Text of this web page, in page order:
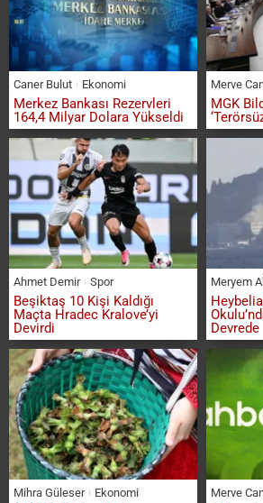
Caner Bulut Ekonomi
Merkez Bankası Rezervleri
164,4 Milyar Dolara Yükseldi
Merve
MGK
Ahmet Demir Spor
Beşiktaş 10 Kişi Kaldığı
Maçta Hradec Kralove’yi
Devirdi
Meryem
Devrede
Mihra Güleser Ekonomi Merve